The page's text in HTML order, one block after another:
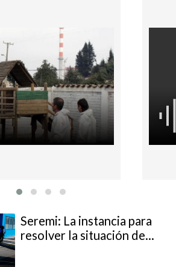
Seremi: La instancia para
resolver la situación de...